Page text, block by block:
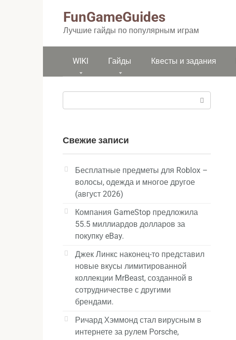
FunGameGuides
Лучшие гайды по популярным играм
WIKI Гайды Квесты и задания
Свежие записи
Бесплатные предметы для Roblox –
волосы, одежда и многое другое
(август 2026)
Компания GameStop предложила
55.5 миллиардов долларов за
покупку eBay.
Джек Линкс наконец-то представил
новые вкусы лимитированной
коллекции MrBeast, созданной в
сотрудничестве с другими
брендами.
Ричард Хэммонд стал вирусным в
интернете за рулем Porsche,